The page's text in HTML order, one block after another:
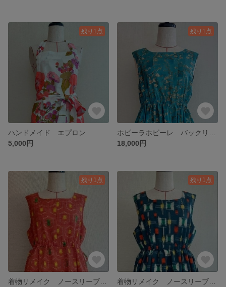
残り1点
ハンドメイド エプロン
5,000円
残り1点
18,000円
残り1点 残り1点